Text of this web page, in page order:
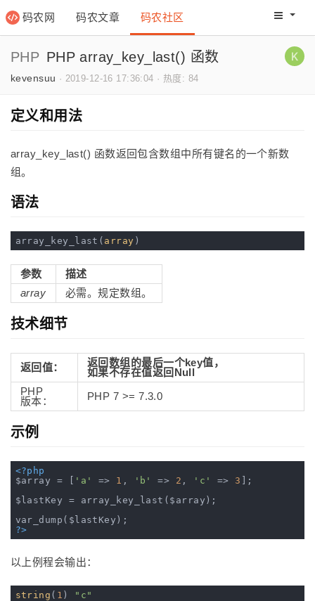
码农网 码农文章 码农社区 码农网
PHP PHP array_key_last() 函数
kevensuu · 2019-12-16 17:36:04 · 热度: 84
定义和用法
array_key_last() 函数返回包含数组中所有键名的一个新数
组。
语法
array_key_last( array
参数
描述
array
必需。规定数组。
技术细节
返回值：
返回数组的最后一个key值，
如果不存在值返回Null
PHP
版本：
PHP 7 >= 7.3.0
示例
<?php
$array = [ 'a' => 1 , 'b' => 2 , 'c' => 3 ];
$lastKey = array_key_last($array);
?>
以上例程会输出：
string ( 1 ) "c"